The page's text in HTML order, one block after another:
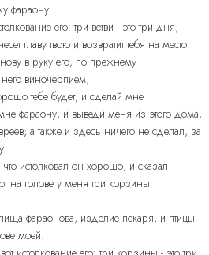
фараону.
его: три ветви - это три дня;
главу твою и возвратит тебя на место
в руку его, по прежнему
виночерпием;
тебе будет, и сделай мне
фараону, и выведи меня из этого дома,
а также и здесь ничего не сделал, за
истолковал он хорошо, и сказал
на голове у меня три корзины
фараонова, изделие пекаря, и птицы
моей.